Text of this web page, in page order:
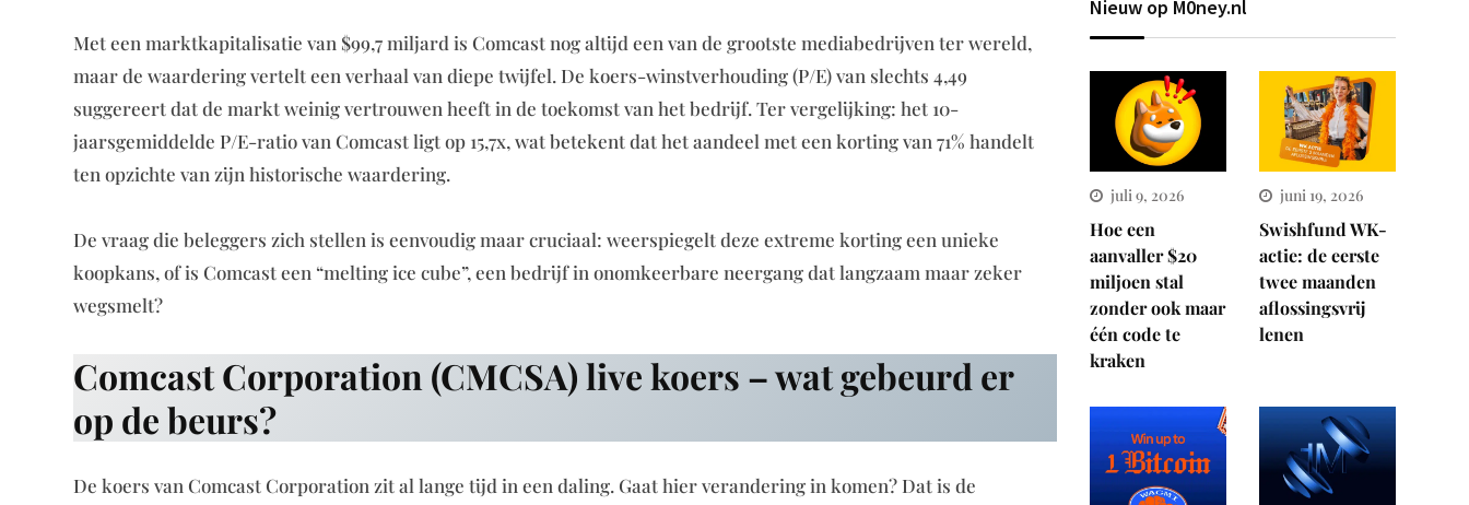
Met een marktkapitalisatie van $99,7 miljard is Comcast nog altijd een van de grootste mediabedrijven ter wereld,
maar de waardering vertelt een verhaal van diepe twijfel. De koers-winstverhouding (P/E) van slechts 4,49
suggereert dat de markt weinig vertrouwen heeft in de toekomst van het bedrijf. Ter vergelijking: het 10-
jaarsgemiddelde P/E-ratio van Comcast ligt op 15,7x, wat betekent dat het aandeel met een korting van 71% handelt
ten opzichte van zijn historische waardering.
De vraag die beleggers zich stellen is eenvoudig maar cruciaal: weerspiegelt deze extreme korting een unieke
koopkans, of is Comcast een “melting ice cube”, een bedrijf in onomkeerbare neergang dat langzaam maar zeker
wegsmelt?
Comcast Corporation (CMCSA) live koers – wat gebeurd er
op de beurs?
De koers van Comcast Corporation zit al lange tijd in een daling. Gaat hier verandering in komen? Dat is de
Nieuw op M0ney.nl
juli 9, 2026
Hoe een
aanvaller $20
miljoen stal
zonder ook maar
één code te
kraken
juni 19, 2026
Swishfund WK-
actie: de eerste
twee maanden
aflossingsvrij
lenen